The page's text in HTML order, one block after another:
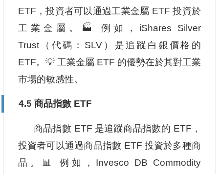
ETF，投資者可以通過工業金屬 ETF 投資於
工業金屬。🏭 例如，iShares Silver
Trust（代碼：SLV）是追蹤白銀價格的
ETF。💡 工業金屬 ETF 的優勢在於其對工業
市場的敏感性。
4.5 商品指數 ETF
商品指數 ETF 是追蹤商品指數的 ETF，
投資者可以通過商品指數 ETF 投資於多種商
品。📊 例如，Invesco DB Commodity